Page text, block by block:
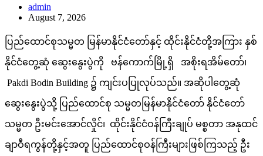
admin
August 7, 2026
ပြည်ထောင်စုသမ္မတ မြန်မာနိုင်ငံတော်နှင့် ထိုင်းနိုင်ငံတို့အကြား နှစ်
နိုင်ငံတွေ့ဆုံ ဆွေးနွေးပွဲကို ဗန်ကောက်မြို့ရှိ အစိုးရအိမ်တော်၊
Pakdi Bodin Building ၌ ကျင်းပပြုလုပ်သည်။ အဆိုပါတွေ့ဆုံ
ဆွေးနွေးပွဲသို့ ပြည်ထောင်စု သမ္မတမြန်မာနိုင်ငံတော် နိုင်ငံတော်
သမ္မတ ဦးမင်းအောင်လှိုင်၊ ထိုင်းနိုင်ငံဝန်ကြီးချုပ် မစ္စတာ အနုထင်
ချာဝီရကွန်တို့နှင့်အတူ ပြည်ထောင်စုဝန်ကြီးများဖြစ်ကြသည့် ဦး